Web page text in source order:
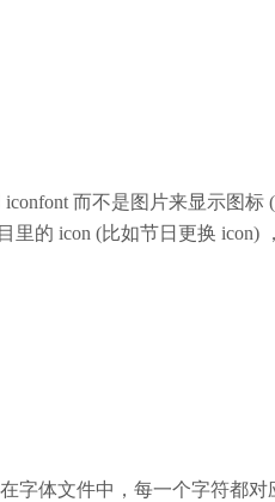
而不是图片来显示图
的 icon (比如节日更换 icon)
体文件中，每一个字符都